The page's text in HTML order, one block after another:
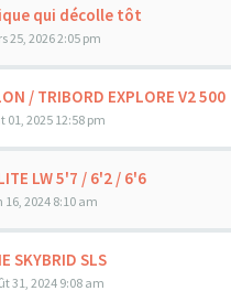
qui décolle tôt
25, 2026 2:05 pm
/ TRIBORD EXPLORE V2 500
01, 2025 12:58 pm
LW 5'7 / 6'2 / 6'6
2024 8:10 am
SKYBRID SLS
31, 2024 9:08 am